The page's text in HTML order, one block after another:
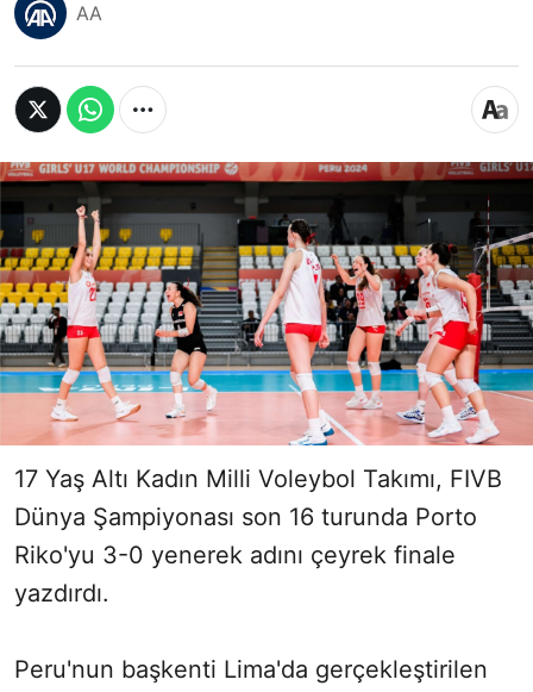
AA
17 Yaş Altı Kadın Milli Voleybol Takımı, FIVB
Dünya Şampiyonası son 16 turunda Porto
Riko'yu 3-0 yenerek adını çeyrek finale
yazdırdı.
Peru'nun başkenti Lima'da gerçekleştirilen